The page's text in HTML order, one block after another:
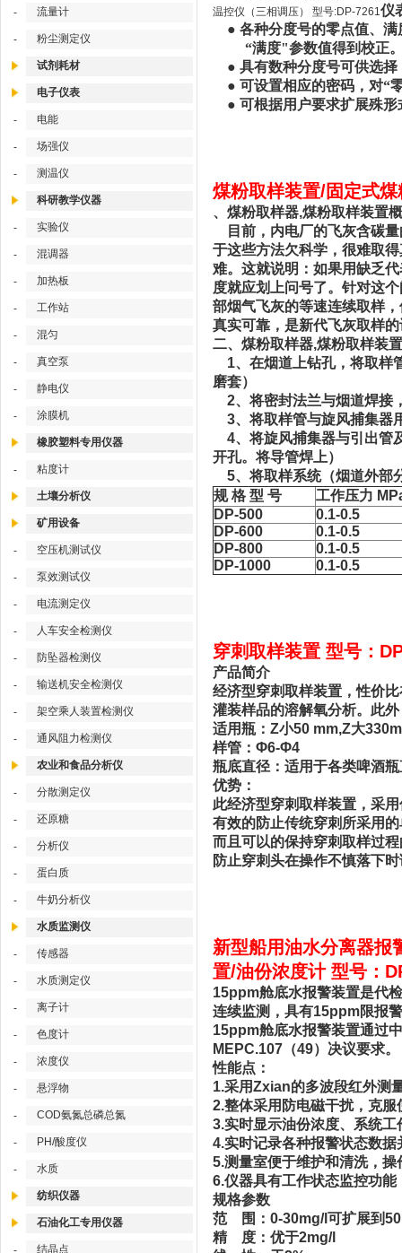
- 流量计
- 粉尘测定仪
试剂耗材
电子仪表
- 电能
- 场强仪
- 测温仪
科研教学仪器
- 实验仪
- 混调器
- 加热板
- 工作站
- 混匀
- 真空泵
- 静电仪
- 涂膜机
橡胶塑料专用仪器
- 粘度计
土壤分析仪
矿用设备
- 空压机测试仪
- 泵效测试仪
- 电流测定仪
- 人车安全检测仪
- 防坠器检测仪
- 输送机安全检测仪
- 架空乘人装置检测仪
- 通风阻力检测仪
农业和食品分析仪
- 分散测定仪
- 还原糖
- 分析仪
- 蛋白质
- 牛奶分析仪
水质监测仪
- 传感器
- 水质测定仪
- 离子计
- 色度计
- 浓度仪
- 悬浮物
- COD氨氮总磷总氮
- PH/酸度仪
- 水质
纺织仪器
石油化工专用仪器
- 结晶点
温控仪（三相调压） 型号:DP-7261仪
● 各种分度号的零点值、满
“满度"参数值得到校正
● 具有数种分度号可供选择
● 可设置相应的密码，对“
● 可根据用户要求扩展殊形
煤粉取样装置/固定式
、煤粉取样器,煤粉取样装置
目前，内电厂的飞灰含碳量
于这些方法欠科学，很难取
难。这就说明：如果用缺乏
度就应划上问号了。针对这
部烟气飞灰的等速连续取样
真实可靠，是新代飞灰取样
二、煤粉取样器,煤粉取样装
1、在烟道上钻孔，将取样
磨套）
2、将密封法兰与烟道焊接
3、将取样管与旋风捕集器
4、将旋风捕集器与引出管
开孔。将导管焊上）
5、将取样系统（烟道外部
规 格 型 号
工作压力
DP-500
0.1-0.5
DP-600
0.1-0.5
DP-800
0.1-0.5
DP-1000
0.1-0.5
穿刺取样装置 型号：
产品简介
经济型穿刺取样装置，性价
灌装样品的溶解氧分析。此
适用瓶：Z小50 mm,Z大
样管：Φ6-Φ4
瓶底直径：适用于各类啤酒
优势：
此经济型穿刺取样装置，采
有效的防止传统穿刺所采用
而且可以的保持穿刺取样过
防止穿刺头在操作不慎落下
新型船用油水分离器报
置/油份浓度计 型号：
15ppm舱底水报警装置是代
连续监测，具有15ppm限报
15ppm舱底水报警装置通过
MEPC.107（49）决议要求。
性能点：
1.采用Zxian的多波段红外测
2.整体采用防电磁干扰，克
3.实时显示油份浓度、系统工
4.实时记录各种报警状态数
5.测量室便于维护和清洗，操
6.仪器具有工作状态监控功
规格参数
范 围：0-30mg/l可扩展到
精 度：优于2mg/l